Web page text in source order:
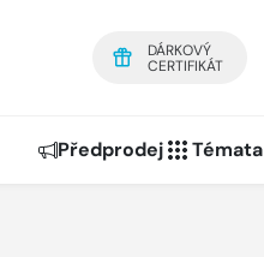
DÁRKOVÝ
CERTIFIKÁT
Předprodej Témata